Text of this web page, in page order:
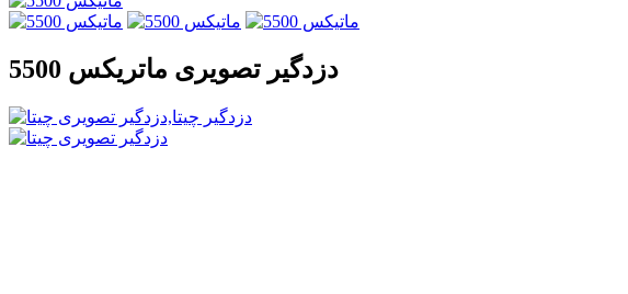
دزدگیر تصویری ماتریکس 5500